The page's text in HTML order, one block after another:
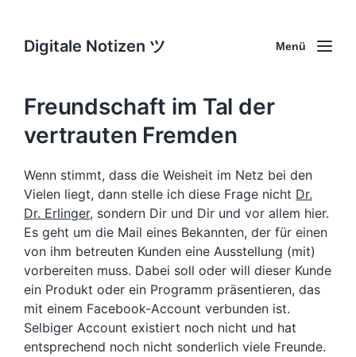
Digitale Notizen ツ Menü
Freundschaft im Tal der
vertrauten Fremden
Wenn stimmt, dass die Weisheit im Netz bei den
Vielen liegt, dann stelle ich diese Frage nicht Dr.
Dr. Erlinger, sondern Dir und Dir und vor allem hier.
Es geht um die Mail eines Bekannten, der für einen
von ihm betreuten Kunden eine Ausstellung (mit)
vorbereiten muss. Dabei soll oder will dieser Kunde
ein Produkt oder ein Programm präsentieren, das
mit einem Facebook-Account verbunden ist.
Selbiger Account existiert noch nicht und hat
entsprechend noch nicht sonderlich viele Freunde.